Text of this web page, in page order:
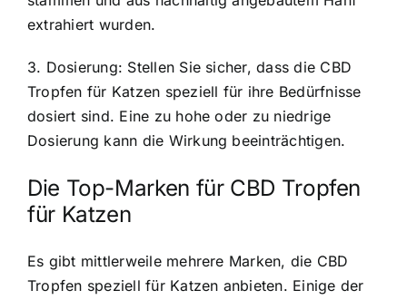
extrahiert wurden.
3. Dosierung: Stellen Sie sicher, dass die CBD
Tropfen für Katzen speziell für ihre Bedürfnisse
dosiert sind. Eine zu hohe oder zu niedrige
Dosierung kann die Wirkung beeinträchtigen.
Die Top-Marken für CBD Tropfen
für Katzen
Es gibt mittlerweile mehrere Marken, die CBD
Tropfen speziell für Katzen anbieten. Einige der